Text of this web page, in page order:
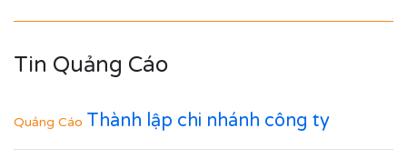
Tin Quảng Cáo
Quảng Cáo Thành lập chi nhánh công ty